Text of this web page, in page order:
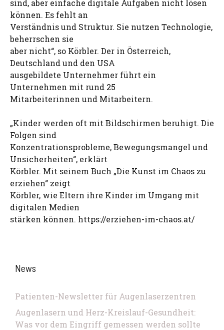
sind, aber einfache digitale Aufgaben nicht lösen
können. Es fehlt an
Verständnis und Struktur. Sie nutzen Technologie,
beherrschen sie
aber nicht“, so Körbler. Der in Österreich,
Deutschland und den USA
ausgebildete Unternehmer führt ein
Unternehmen mit rund 25
Mitarbeiterinnen und Mitarbeitern.
„Kinder werden oft mit Bildschirmen beruhigt. Die
Folgen sind
Konzentrationsprobleme, Bewegungsmangel und
Unsicherheiten“, erklärt
Körbler. Mit seinem Buch „Die Kunst im Chaos zu
erziehen“ zeigt
Körbler, wie Eltern ihre Kinder im Umgang mit
digitalen Medien
stärken können. https://erziehen-im-chaos.at/
News
Patienten-Newsletter für Augenlaserzentren
Augenlasern und Herz-Kreislauf-Gesundheit:
Was vor dem Eingriff gemessen werden sollte